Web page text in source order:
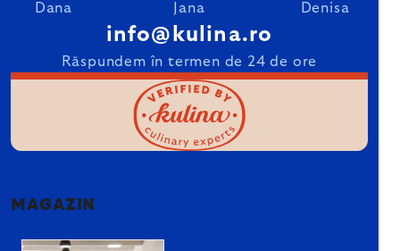
Dana Jana Denisa
info@kulina.ro
Răspundem în termen de 24 de ore
MAGAZIN